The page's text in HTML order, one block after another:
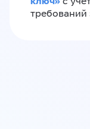
требований